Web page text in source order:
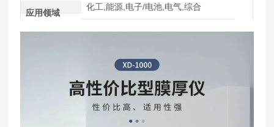
应用领域
化工,能源,电子/电池,电气,综合